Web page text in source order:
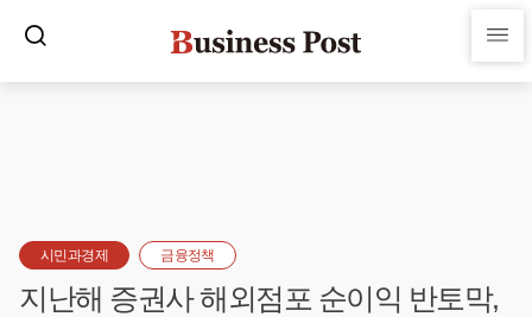
시민과경제 금융정책
지난해 증권사 해외점포 순이익 반토막,